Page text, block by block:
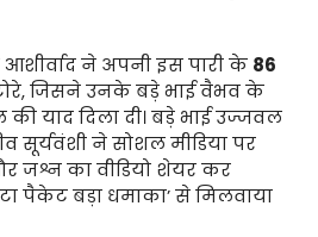
ने अपनी इस पारी के 86
जिसने उनके बड़े भाई वैभव के
याद दिला दी। बड़े भाई उज्जवल
सूर्यवंशी ने सोशल मीडिया पर
जश्न का वीडियो शेयर कर
पैकेट बड़ा धमाका’ से मिलवाया